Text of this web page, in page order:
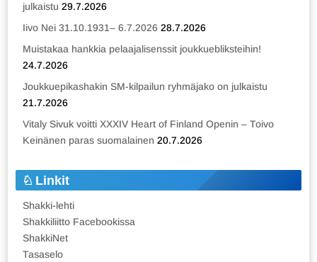
julkaistu 29.7.2026
Iivo Nei 31.10.1931– 6.7.2026 28.7.2026
Muistakaa hankkia pelaajalisenssit joukkuebliksteihin!
24.7.2026
Joukkuepikashakin SM-kilpailun ryhmäjako on julkaistu
21.7.2026
Vitaly Sivuk voitti XXXIV Heart of Finland Openin – Toivo
Keinänen paras suomalainen 20.7.2026
Linkit
Shakki-lehti
Shakkiliitto Facebookissa
ShakkiNet
Tasaselo